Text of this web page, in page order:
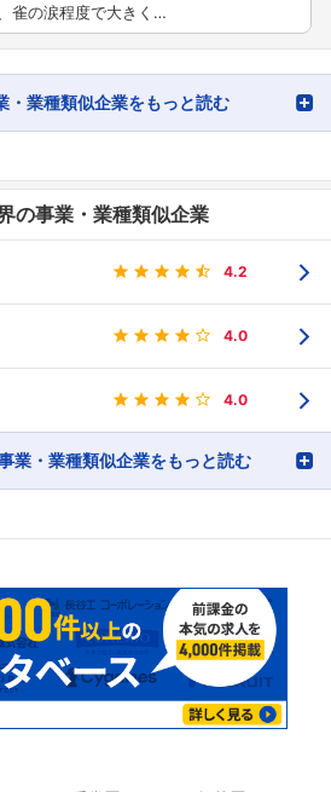
雀の涙程度で大きく…
・業種類似企業をもっと読む
の事業・業種類似企業
4.2
4.0
4.0
業・業種類似企業をもっと読む